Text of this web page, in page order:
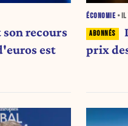
recours
est
ÉCONOMIE • IL
prix